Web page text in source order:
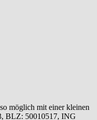
möglich mit einer kleinen
BLZ: 50010517, ING